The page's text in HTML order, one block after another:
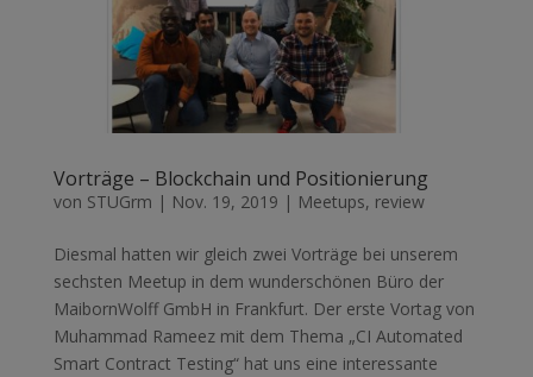
Vorträge – Blockchain und Positionierung
von STUGrm | Nov. 19, 2019 | Meetups, review
Diesmal hatten wir gleich zwei Vorträge bei unserem
sechsten Meetup in dem wunderschönen Büro der
MaibornWolff GmbH in Frankfurt. Der erste Vortag von
Muhammad Rameez mit dem Thema „CI Automated
Smart Contract Testing“ hat uns eine interessante